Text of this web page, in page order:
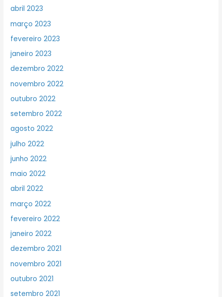
abril 2023
março 2023
fevereiro 2023
janeiro 2023
dezembro 2022
novembro 2022
outubro 2022
setembro 2022
agosto 2022
julho 2022
junho 2022
maio 2022
abril 2022
março 2022
fevereiro 2022
janeiro 2022
dezembro 2021
novembro 2021
outubro 2021
setembro 2021